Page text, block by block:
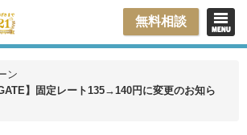
無料相談
ン
】固定レート135→140円に変更のお知ら